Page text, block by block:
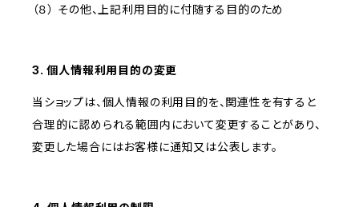
（８） その他、上記利用目的に付随する目的のため
3. 個人情報利用目的の変更
当ショップは、個人情報の利用目的を、関連性を有すると
合理的に認められる範囲内において変更することがあり、
変更した場合にはお客様に通知又は公表します。